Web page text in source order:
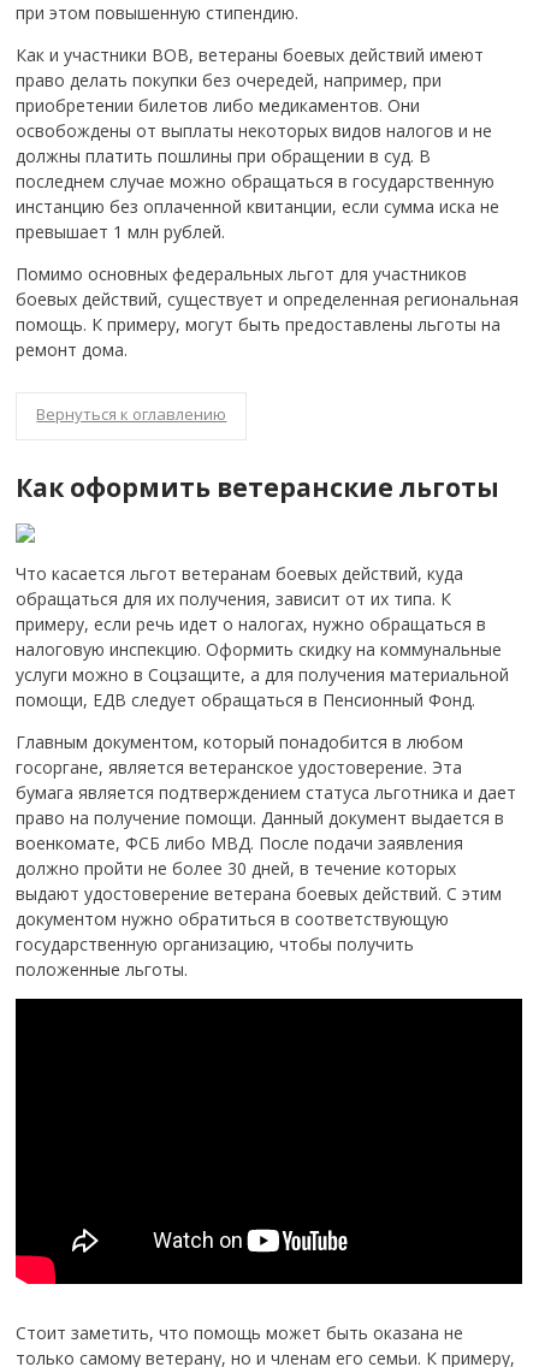
при этом повышенную стипендию.
Как и участники ВОВ, ветераны боевых действий имеют
право делать покупки без очередей, например, при
приобретении билетов либо медикаментов. Они
освобождены от выплаты некоторых видов налогов и не
должны платить пошлины при обращении в суд. В
последнем случае можно обращаться в государственную
инстанцию без оплаченной квитанции, если сумма иска не
превышает 1 млн рублей.
Помимо основных федеральных льгот для участников
боевых действий, существует и определенная региональная
помощь. К примеру, могут быть предоставлены льготы на
ремонт дома.
Вернуться к оглавлению
Как оформить ветеранские льготы
Что касается льгот ветеранам боевых действий, куда
обращаться для их получения, зависит от их типа. К
примеру, если речь идет о налогах, нужно обращаться в
налоговую инспекцию. Оформить скидку на коммунальные
услуги можно в Соцзащите, а для получения материальной
помощи, ЕДВ следует обращаться в Пенсионный Фонд.
Главным документом, который понадобится в любом
госоргане, является ветеранское удостоверение. Эта
бумага является подтверждением статуса льготника и дает
право на получение помощи. Данный документ выдается в
военкомате, ФСБ либо МВД. После подачи заявления
должно пройти не более 30 дней, в течение которых
выдают удостоверение ветерана боевых действий. С этим
документом нужно обратиться в соответствующую
государственную организацию, чтобы получить
положенные льготы.
Стоит заметить, что помощь может быть оказана не
только самому ветерану, но и членам его семьи. К примеру,